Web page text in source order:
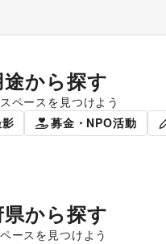
から探す
ペースを見つけよう
トア 食品販売
募金・NPO活動
から探す
ースを見つけよう